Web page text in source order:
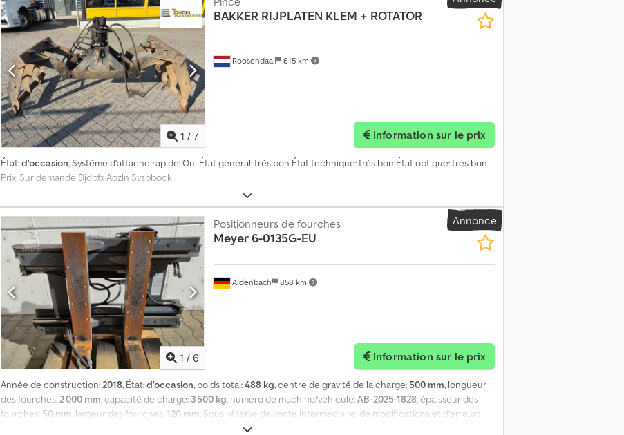
1 / 7
Roosendaal 615 km
BAKKER RIJPLATEN KLEM + ROTATOR
Information sur le prix
État:d'occasion, Système d'attache rapide: Oui État général: très bon État technique: très bon État optique: très bon
Prix: Sur demande Djdpfx Aozln Svsbbock
Annonce
1 / 6
Aidenbach 858 km
Positionneurs de fourches
Meyer 6-0135G-EU
Information sur le prix
Année de construction:2018, État:d'occasion, poids total:488 kg, centre de gravité de la charge: 500 mm, longueur
des fourches:2 000 mm, capacité de charge: 3 500 kg, numéro de machine/véhicule:AB-2025-1828, épaisseur des
fourches: 50 mm, largeur des fourches:120 mm, Sous réserve de vente intermédiaire, de modifications et d’erreurs
éventuelles. L'accessoire est vendu en l'état (largeur d’ouverture de 340 à 1530 mm (M-M)). Dcsdpfjw S Rixsx Abbek